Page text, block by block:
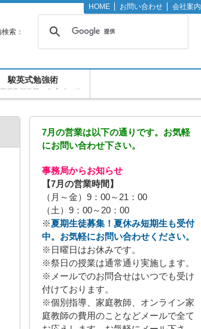
索：
駿英式勉強術
庭教師学院の公式ブログ
HOME お問い合わせ 会社案内
7月の営業は以下の通りです。お気軽
にお問い合わせ下さい。
事務局からお知らせ
【7月の営業時間】
（月～金）9：00～21：00
（土）9：00～20：00
※夏期生徒募集！夏休み短期生も受付
中。お気軽にお問い合わせください。
※日曜日はお休みです。
※祭日の授業は通常通り実施します。
※メールでのお問合せはいつでも受け
付けております。
※個別指導、家庭教師、オンライン家
庭教師の費用のことなどメールで全て